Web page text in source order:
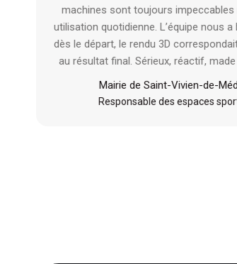
machines sont toujours impeccables
utilisation quotidienne. L’équipe nous
dès le départ, le rendu 3D
au résultat final. Sérieux, réactif,
Mairie de Saint-Vivien-de-
Responsable des espaces